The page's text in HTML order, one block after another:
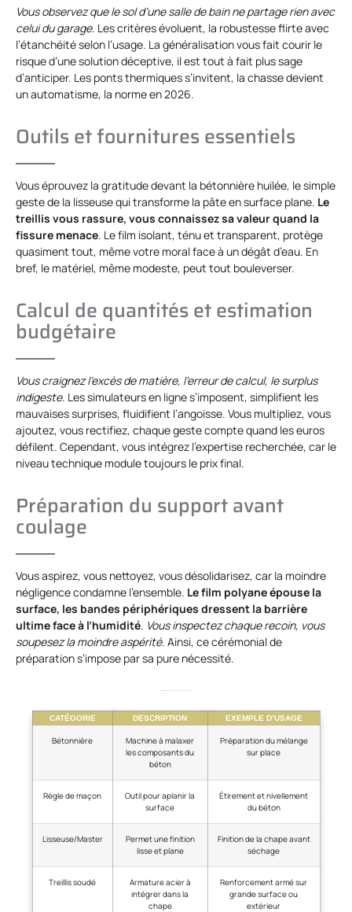
Vous observez que le sol d’une salle de bain ne partage rien avec
celui du garage. Les critères évoluent, la robustesse flirte avec
l’étanchéité selon l’usage. La généralisation vous fait courir le
risque d’une solution déceptive, il est tout à fait plus sage
d’anticiper. Les ponts thermiques s’invitent, la chasse devient
un automatisme, la norme en 2026.
Outils et fournitures essentiels
Vous éprouvez la gratitude devant la bétonnière huilée, le simple
geste de la lisseuse qui transforme la pâte en surface plane. Le
treillis vous rassure, vous connaissez sa valeur quand la
fissure menace. Le film isolant, ténu et transparent, protège
quasiment tout, même votre moral face à un dégât d’eau. En
bref, le matériel, même modeste, peut tout bouleverser.
Calcul de quantités et estimation
budgétaire
Vous craignez l’excès de matière, l’erreur de calcul, le surplus
indigeste. Les simulateurs en ligne s’imposent, simplifient les
mauvaises surprises, fluidifient l’angoisse. Vous multipliez, vous
ajoutez, vous rectifiez, chaque geste compte quand les euros
défilent. Cependant, vous intégrez l’expertise recherchée, car le
niveau technique module toujours le prix final.
Préparation du support avant
coulage
Vous aspirez, vous nettoyez, vous désolidarisez, car la moindre
négligence condamne l’ensemble. Le film polyane épouse la
surface, les bandes périphériques dressent la barrière
ultime face à l’humidité. Vous inspectez chaque recoin, vous
soupesez la moindre aspérité. Ainsi, ce cérémonial de
préparation s’impose par sa pure nécessité.
CATÉGORIE DESCRIPTION EXEMPLE D’USAGE
Bétonnière
Machine à malaxer
les composants du
béton
Préparation du mélange
sur place
Règle de maçon
Outil pour aplanir la
surface
Étirement et nivellement
du béton
Lisseuse/Master
Permet une finition
lisse et plane
Finition de la chape avant
séchage
Treillis soudé
Armature acier à
intégrer dans la
chape
Renforcement armé sur
grande surface ou
extérieur